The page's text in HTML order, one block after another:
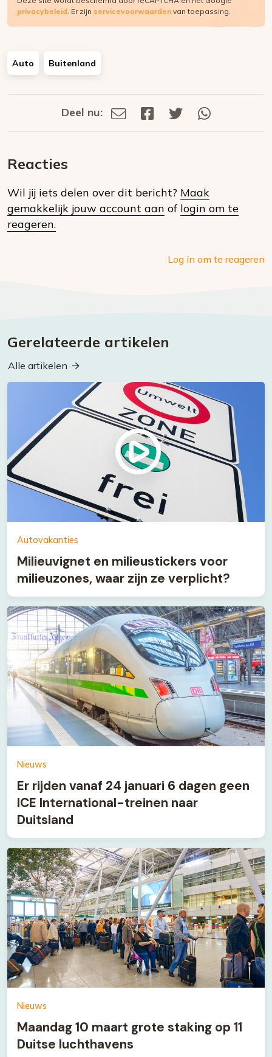
privacybeleid. Er zijn servicevoorwaarden van toepassing.
Auto Buitenland
Deel
social
Deel nu:
Deel
Deel
Deel
Reacties
Wil jij iets delen over dit bericht? Maak
gemakkelijk jouw account aan of login om te
reageren.
Log in om te reageren
Gerelateerde artikelen
Alle artikelen
Autovakanties
Milieuvignet en milieustickers voor
milieuzones, waar zijn ze verplicht?
Nieuws
Er rijden vanaf 24 januari 6 dagen geen
ICE International-treinen naar
Duitsland
Nieuws
Maandag 10 maart grote staking op 11
Duitse luchthavens